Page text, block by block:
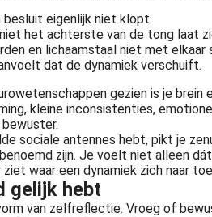
besluit eigenlijk niet klopt.
het achterste van de tong laat
en lichaamstaal niet met elkaar
dat de dynamiek verschuift.
gezien is je
kleine inconsistenties,
sociale antennes hebt, pikt je
zijn. Je voelt niet alleen
waar een dynamiek zich naar
gelijk hebt
van zelfreflectie. Vroeg of